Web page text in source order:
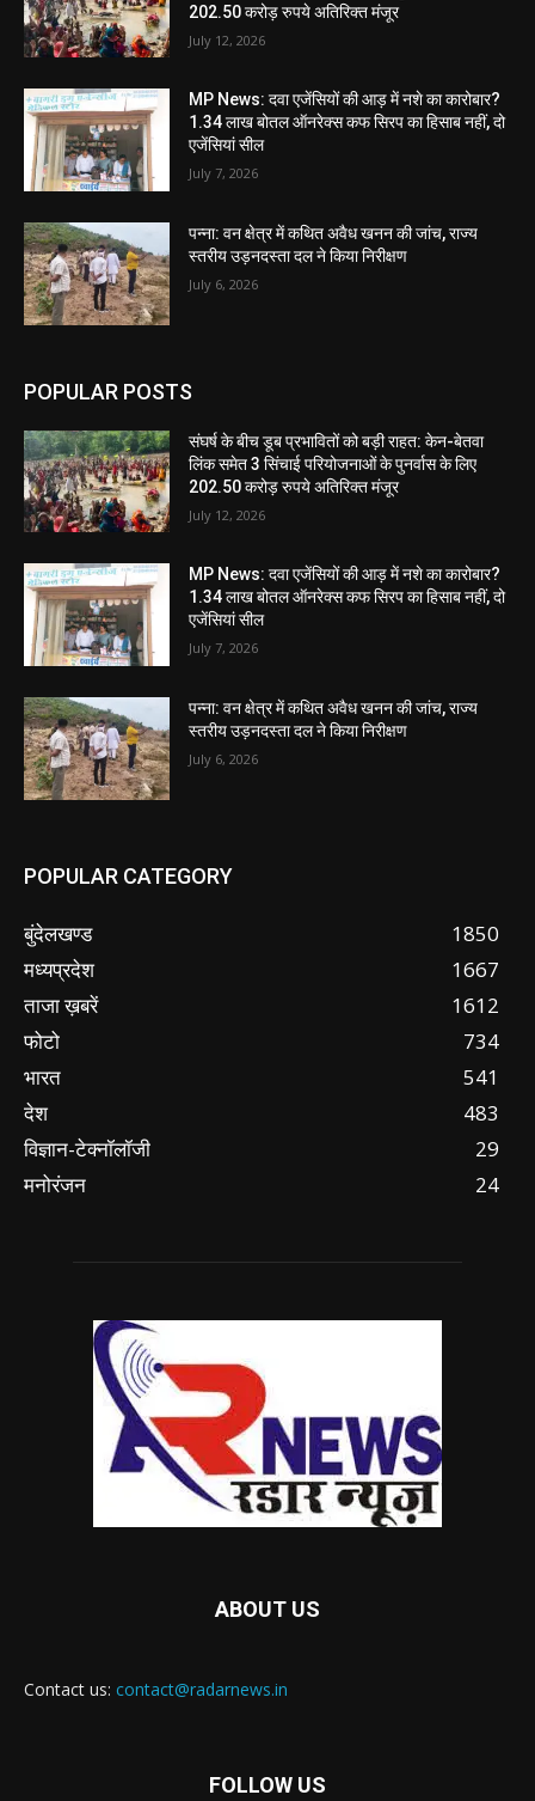
202.50 करोड़ रुपये अतिरिक्त मंजूर
July 12, 2026
MP News: दवा एजेंसियों की आड़ में नशे का कारोबार?
1.34 लाख बोतल ऑनरेक्स कफ सिरप का हिसाब नहीं, दो
एजेंसियां सील
July 7, 2026
पन्ना: वन क्षेत्र में कथित अवैध खनन की जांच, राज्य
स्तरीय उड़नदस्ता दल ने किया निरीक्षण
July 6, 2026
POPULAR POSTS
संघर्ष के बीच डूब प्रभावितों को बड़ी राहत: केन-बेतवा
लिंक समेत 3 सिंचाई परियोजनाओं के पुनर्वास के लिए
202.50 करोड़ रुपये अतिरिक्त मंजूर
July 12, 2026
MP News: दवा एजेंसियों की आड़ में नशे का कारोबार?
1.34 लाख बोतल ऑनरेक्स कफ सिरप का हिसाब नहीं, दो
एजेंसियां सील
July 7, 2026
पन्ना: वन क्षेत्र में कथित अवैध खनन की जांच, राज्य
स्तरीय उड़नदस्ता दल ने किया निरीक्षण
July 6, 2026
POPULAR CATEGORY
बुंदेलखण्ड
1850
मध्यप्रदेश
1667
ताजा ख़बरें
1612
फोटो
734
भारत
541
देश
483
विज्ञान-टेक्नॉलॉजी
29
मनोरंजन
24
ABOUT US
Contact us: contact@radarnews.in
FOLLOW US